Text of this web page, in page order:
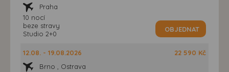
Praha
10 nocí
beze stravy
Studio 2+0
OBJEDNAT
12.08. - 19.08.2026
Brno , Ostrava
22 590 Kč